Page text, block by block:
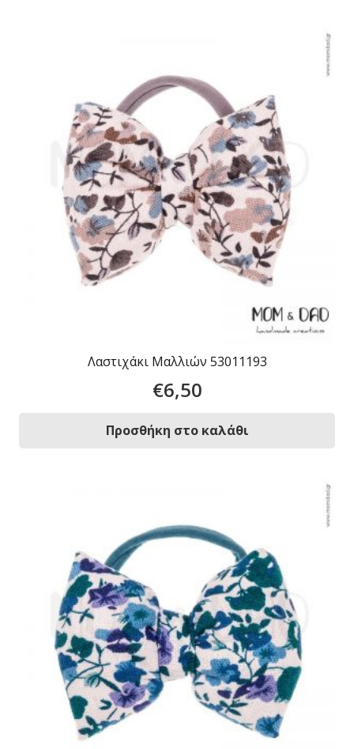
Λαστιχάκι Μαλλιών 53011193
€6,50
Προσθήκη στο καλάθι